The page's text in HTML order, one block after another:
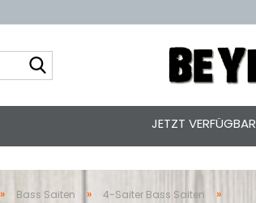
JETZT VERFÜGBAR
» Bass Saiten » 4-Saiter Bass Saiten »